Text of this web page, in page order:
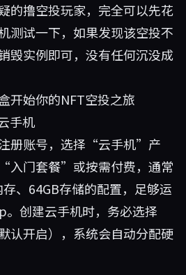
的撸空投玩家，完全可以先花
测试一下，如果发现该空投不
毁实例即可，没有任何沉没成
开始你的NFT空投之旅
手机
册账号，选择“云手机”产
入门套餐”或按需付费，通常
、64GB存储的配置，足够运
。创建云手机时，务必选择
认开启），系统会自动分配硬